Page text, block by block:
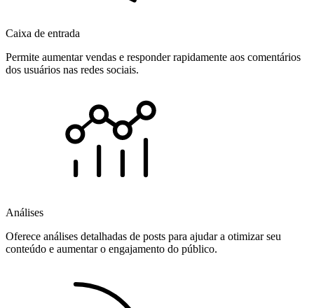
Caixa de entrada
Permite aumentar vendas e responder rapidamente aos comentários
dos usuários nas redes sociais.
Análises
Oferece análises detalhadas de posts para ajudar a otimizar seu
conteúdo e aumentar o engajamento do público.